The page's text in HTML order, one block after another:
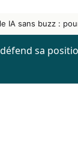
IA sans buzz :
sa